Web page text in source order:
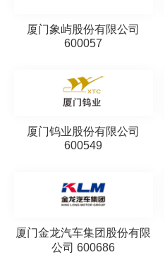
厦门象屿股份有限公司
600057
厦门钨业股份有限公司
600549
厦门金龙汽车集团股份有限
公司 600686